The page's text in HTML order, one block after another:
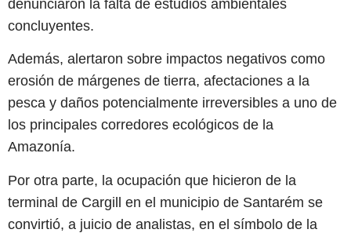
denunciaron la falta de estudios ambientales
concluyentes.
Además, alertaron sobre impactos negativos como
erosión de márgenes de tierra, afectaciones a la
pesca y daños potencialmente irreversibles a uno de
los principales corredores ecológicos de la
Amazonía.
Por otra parte, la ocupación que hicieron de la
terminal de Cargill en el municipio de Santarém se
convirtió, a juicio de analistas, en el símbolo de la